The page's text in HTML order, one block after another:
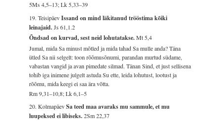
5Ms 4,5–13; Lk 5,33–39
19. TeisipäevIssand on mind läkitanud trööstima kõiki
leinajaid.Js 61,1.2
Õndsad on kurvad, sest neid lohutatakse.Mt 5,4
Jumal, mida Sa minust mõtled ja mida tahad Sa mulle anda? Täna
ütled Sa nii selgelt: toon rõõmusõnumi, parandan murtud südame,
vabastan vangid ja avan pimedate silmad. Tänan Sind, et just sellisena
tohib iga inimene julgelt astuda Su ette, leida lohutust, lootust ja
rõõmu, mida keegi ei saa ära võtta.
Rm 9,31–10,8; Lk 6,1–5
20. KolmapäevSa teed maa avaraks mu sammule, et mu
luupeksed ei libiseks.2Sm 22,37